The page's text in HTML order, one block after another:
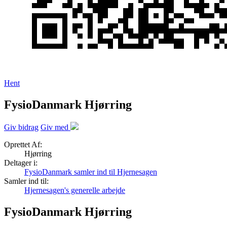
Hent
FysioDanmark Hjørring
Giv bidrag Giv med
Oprettet Af:
Hjørring
Deltager i:
FysioDanmark samler ind til Hjernesagen
Samler ind til:
Hjernesagen's generelle arbejde
FysioDanmark Hjørring